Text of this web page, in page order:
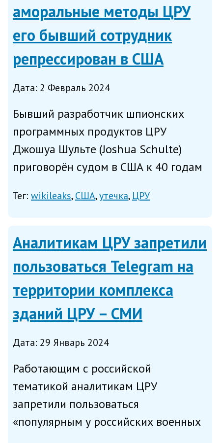
аморальные методы ЦРУ
его бывший сотрудник
репрессирован в США
Дата: 2 Февраль 2024
Бывший разработчик шпионских
программных продуктов ЦРУ
Джошуа Шульте (Joshua Schulte)
приговорён судом в США к 40 годам
взлом компьютеров, неуважение к
хранение детской порнографии»,...
Тег: wikileaks США утечка ЦРУ
Аналитикам ЦРУ запретили
пользоваться Telegram на
территории комплекса
зданий ЦРУ – СМИ
Дата: 29 Январь 2024
Работающим с российской
тематикой аналитикам ЦРУ
запретили пользоваться
«популярным у российских военных